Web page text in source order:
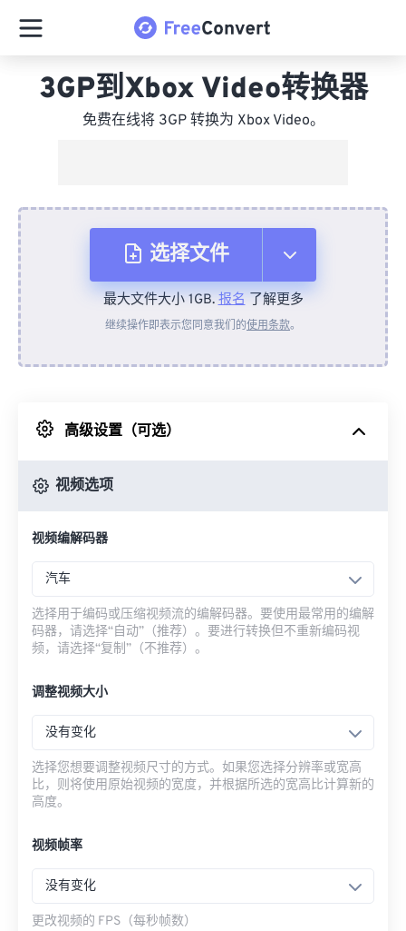
3GP到Xbox Video转换器
免费在线将 3GP 转换为 Xbox Video。
选择文件
从设备
来自 Google Drive
最大文件大小 1GB.报名了解更多
继续操作即表示您同意我们的使用条款。
高级设置（可选）
视频选项
视频编解码器
汽车
选择用于编码或压缩视频流的编解码器。要使用最常用的编解
码器，请选择“自动”（推荐）。要进行转换但不重新编码视
频，请选择“复制”（不推荐）。
调整视频大小
没有变化
选择您想要调整视频尺寸的方式。如果您选择分辨率或宽高
比，则将使用原始视频的宽度，并根据所选的宽高比计算新的
高度。
视频帧率
没有变化
更改视频的 FPS（每秒帧数）